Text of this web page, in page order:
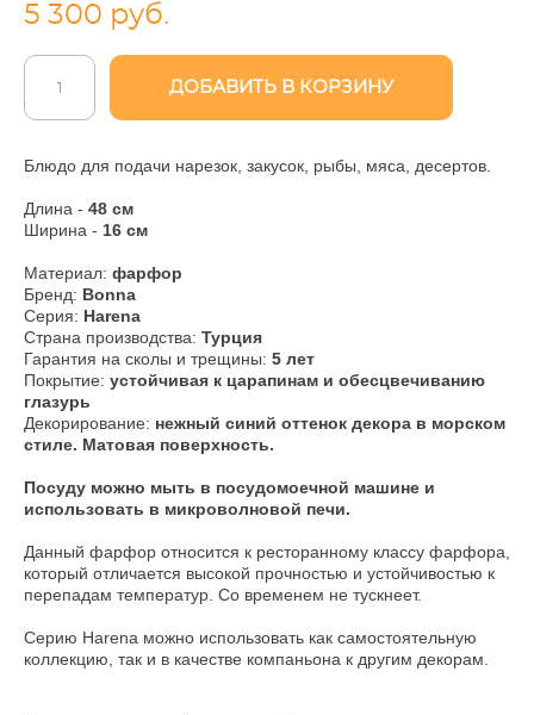
5 300 pуб.
ДОБАВИТЬ В КОРЗИНУ
Блюдо для подачи нарезок, закусок, рыбы, мяса, десертов.
Длина - 48 см
Ширина - 16 см
Материал: фарфор
Бренд: Bonna
Серия: Harena
Страна производства: Турция
Гарантия на сколы и трещины: 5 лет
Покрытие: устойчивая к царапинам и обесцвечиванию
глазурь
Декорирование: нежный синий оттенок декора в морском
стиле. Матовая поверхность.
​Посуду можно мыть в посудомоечной машине и
использовать в микроволновой печи.
Данный фарфор относится к ресторанному классу фарфора,
который отличается высокой прочностью и устойчивостью к
перепадам температур. Со временем не тускнеет.
Серию Harena можно использовать как самостоятельную
коллекцию, так и в качестве компаньона к другим декорам.